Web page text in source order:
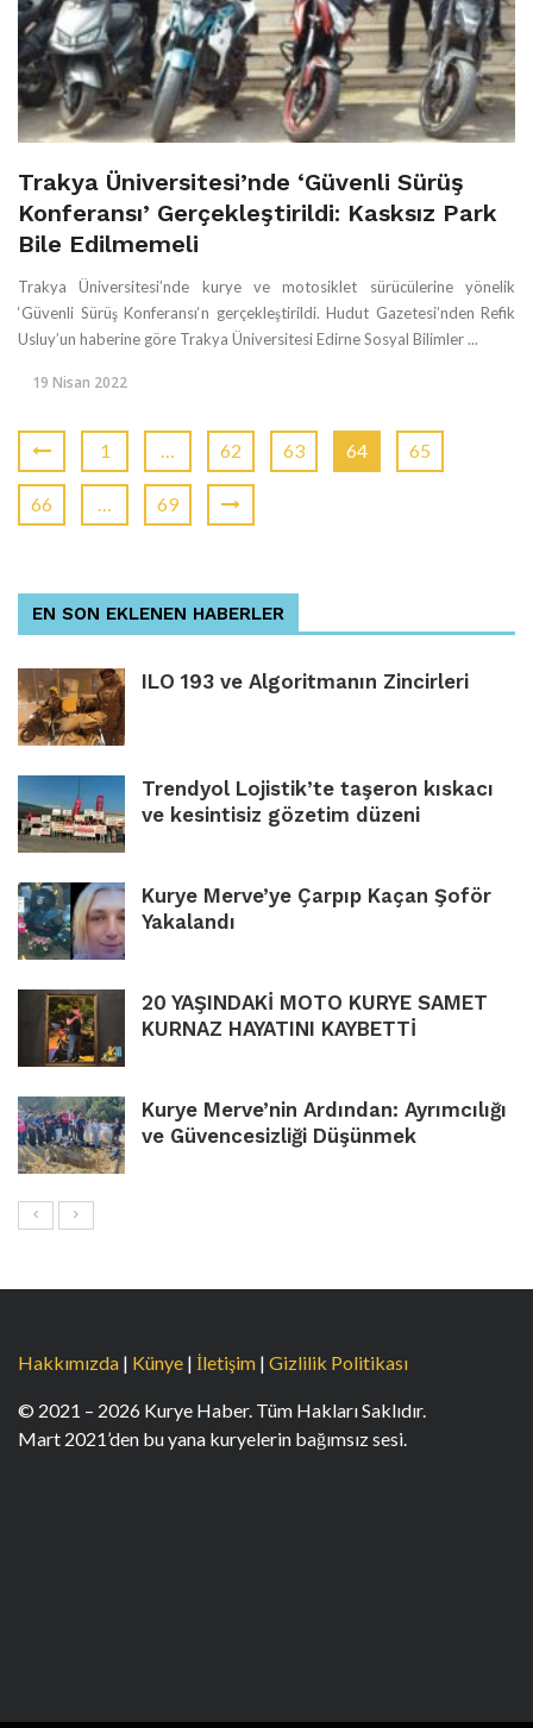
Trakya Üniversitesi’nde ‘Güvenli Sürüş
Konferansı’ Gerçekleştirildi: Kasksız Park
Bile Edilmemeli
Trakya Üniversitesi’nde kurye ve motosiklet sürücülerine yönelik
‘Güvenli Sürüş Konferansı‘n gerçekleştirildi. Hudut Gazetesi’nden Refik
Usluy’un haberine göre Trakya Üniversitesi Edirne Sosyal Bilimler ...
19 Nisan 2022
1 62 63 64 65
66 69
EN SON EKLENEN HABERLER
ILO 193 ve Algoritmanın Zincirleri
Trendyol Lojistik’te taşeron kıskacı
ve kesintisiz gözetim düzeni
Kurye Merve’ye Çarpıp Kaçan Şoför
Yakalandı
20 YAŞINDAKİ MOTO KURYE SAMET
KURNAZ HAYATINI KAYBETTİ
Kurye Merve’nin Ardından: Ayrımcılığı
ve Güvencesizliği Düşünmek
Hakkımızda | Künye | İletişim | Gizlilik Politikası
© 2021 – 2026 Kurye Haber. Tüm Hakları Saklıdır.
Mart 2021’den bu yana kuryelerin bağımsız sesi.